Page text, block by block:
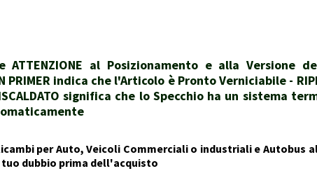
ATTENZIONE al Posizionamento e alla
PRIMER indica che l'Articolo è Pronto Verniciabile -
significa che lo Specchio ha un sistema
per Auto, Veicoli Commerciali o industriali e
dubbio prima dell'acquisto